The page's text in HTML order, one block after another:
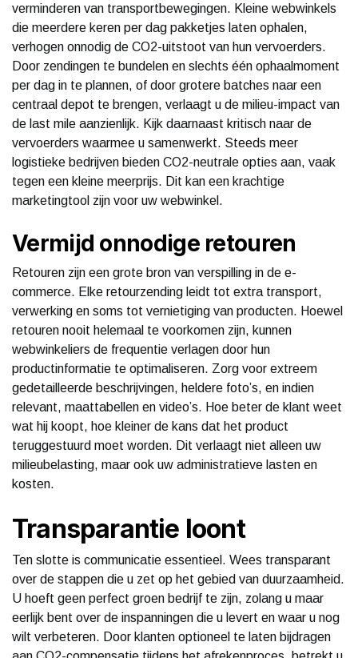
verminderen van transportbewegingen. Kleine webwinkels
die meerdere keren per dag pakketjes laten ophalen,
verhogen onnodig de CO2-uitstoot van hun vervoerders.
Door zendingen te bundelen en slechts één ophaalmoment
per dag in te plannen, of door grotere batches naar een
centraal depot te brengen, verlaagt u de milieu-impact van
de last mile aanzienlijk. Kijk daarnaast kritisch naar de
vervoerders waarmee u samenwerkt. Steeds meer
logistieke bedrijven bieden CO2-neutrale opties aan, vaak
tegen een kleine meerprijs. Dit kan een krachtige
marketingtool zijn voor uw webwinkel.
Vermijd onnodige retouren
Retouren zijn een grote bron van verspilling in de e-
commerce. Elke retourzending leidt tot extra transport,
verwerking en soms tot vernietiging van producten. Hoewel
retouren nooit helemaal te voorkomen zijn, kunnen
webwinkeliers de frequentie verlagen door hun
productinformatie te optimaliseren. Zorg voor extreem
gedetailleerde beschrijvingen, heldere foto’s, en indien
relevant, maattabellen en video’s. Hoe beter de klant weet
wat hij koopt, hoe kleiner de kans dat het product
teruggestuurd moet worden. Dit verlaagt niet alleen uw
milieubelasting, maar ook uw administratieve lasten en
kosten.
Transparantie loont
Ten slotte is communicatie essentieel. Wees transparant
over de stappen die u zet op het gebied van duurzaamheid.
U hoeft geen perfect groen bedrijf te zijn, zolang u maar
eerlijk bent over de inspanningen die u levert en waar u nog
wilt verbeteren. Door klanten optioneel te laten bijdragen